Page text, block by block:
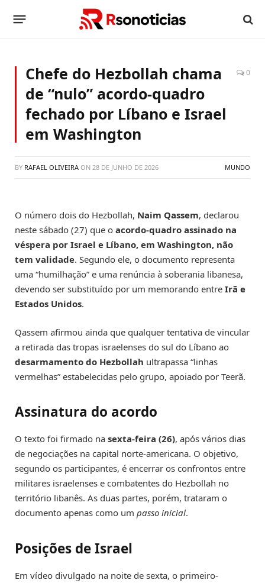
Chefe do Hezbollah chama
de “nulo” acordo-quadro
fechado por Líbano e Israel
em Washington
0
BY RAFAEL OLIVEIRA ON 28 DE JUNHO DE 2026 MUNDO
O número dois do Hezbollah, Naim Qassem, declarou
neste sábado (27) que o acordo-quadro assinado na
véspera por Israel e Líbano, em Washington, não
tem validade. Segundo ele, o documento representa
uma “humilhação” e uma renúncia à soberania libanesa,
devendo ser substituído por um memorando entre Irã e
Estados Unidos.
Qassem afirmou ainda que qualquer tentativa de vincular
a retirada das tropas israelenses do sul do Líbano ao
desarmamento do Hezbollah ultrapassa “linhas
vermelhas” estabelecidas pelo grupo, apoiado por Teerã.
Assinatura do acordo
O texto foi firmado na sexta-feira (26), após vários dias
de negociações na capital norte-americana. O objetivo,
segundo os participantes, é encerrar os confrontos entre
militares israelenses e combatentes do Hezbollah no
território libanês. As duas partes, porém, trataram o
documento apenas como um passo inicial.
Posições de Israel
Em vídeo divulgado na noite de sexta, o primeiro-